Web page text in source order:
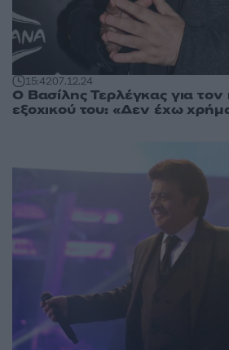
15:4207.12.24
Ο Βασίλης Τερλέγκας για τον
εξοχικού του: «Δεν έχω